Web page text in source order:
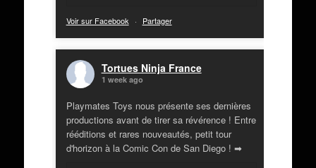
Voir sur Facebook · Partager
Tortues Ninja France
1 week ago
Playmates Toys nous présente ses dernières
productions avant de tirer sa révérence ! Entre
rééditions et rares nouveautés, petit tour
d'horizon à la Comic Con de San Diego ! ➡